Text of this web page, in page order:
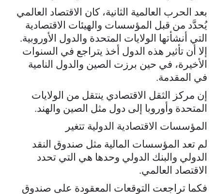
بعد الحرب العالمية الثانية، كان الاقتصاد العالمي
يُحدَّد من قبل المؤسسات والهيئات الاقتصادية
التي أنشأتها الولايات المتحدة والدول الأوروبية.
إلا أن تأثير هذه الدول أخذ يتراجع في السنوات
الأخيرة، في حين برزت الصين والدول النامية
في المقدمة.
إن مركز الثقل الاقتصادي ينتقل من الولايات
المتحدة وأوروبا إلى دول مثل الصين والهند.
المؤسسات الاقتصادية الدولية تتغير
لم تعد المؤسسات المالية مثل صندوق النقد
الدولي والبنك الدولي وحدها هي التي تحدد
الاقتصاد العالمي.
فكما تراجعت التوقعات المعقودة على صندوق